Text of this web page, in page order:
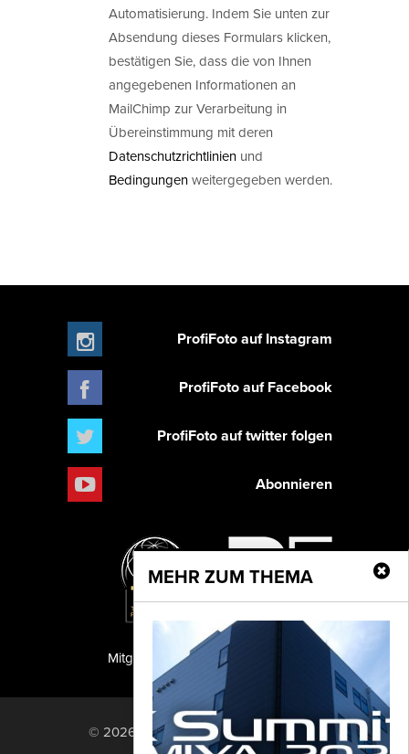
Automatisierung. Indem Sie unten zur
Absendung dieses Formulars klicken,
bestätigen Sie, dass die von Ihnen
angegebenen Informationen an
MailChimp zur Verarbeitung in
Übereinstimmung mit deren
Datenschutzrichtlinien und
Bedingungenweitergegeben werden.
MEHR ZUM THEMA
ProfiFoto auf Instagram
ProfiFoto auf Facebook
ProfiFoto auf twitter folgen
Abonnieren
PF Publishing GmbH
Mitglied der TIPA
© 2026 PF Publishing GmbH. All rights